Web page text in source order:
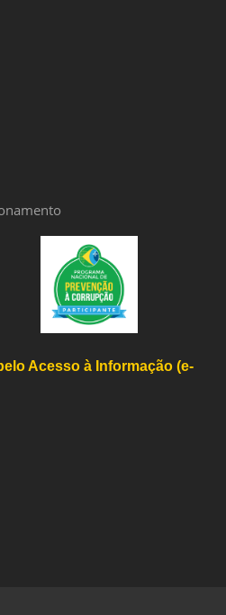
Acesso à Informação (e-